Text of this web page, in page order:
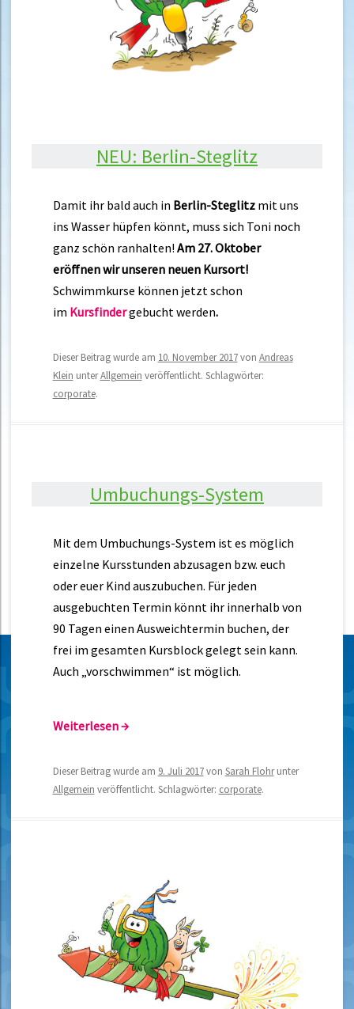
NEU: Berlin-Steglitz
Damit ihr bald auch in Berlin-Steglitzmit uns
ins Wasser hüpfen könnt, muss sich Toni noch
ganz schön ranhalten! Am 27. Oktober
eröffnen wir unseren neuen Kursort!
Schwimmkurse können jetzt schon
im Kursfindergebucht werden.
Dieser Beitrag wurde am 10. November 2017von Andreas
Klein unterAllgemein veröffentlicht. Schlagwörter:
corporate.
Umbuchungs-System
Mit dem Umbuchungs-System ist es möglich
einzelne Kursstunden abzusagen bzw. euch
oder euer Kind auszubuchen. Für jeden
ausgebuchten Termin könnt ihr innerhalb von
90 Tagen einen Ausweichtermin buchen, der
frei im gesamten Kursblock gelegt sein kann.
Auch „vorschwimmen“ ist möglich.
Weiterlesen→
Dieser Beitrag wurde am 9. Juli 2017von Sarah Flohrunter
Allgemein veröffentlicht. Schlagwörter: corporate.